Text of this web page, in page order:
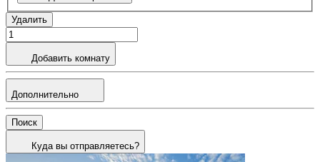
Удалить
Добавить комнату
Дополнительно
Поиск
Куда вы отправляетесь?